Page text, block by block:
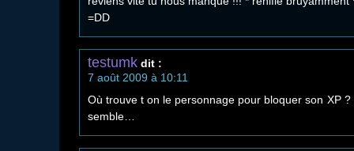
=DD
testumk dit :
7 août 2009 à 10:11
Où trouve t on le personnage pour bloquer son XP
semble…